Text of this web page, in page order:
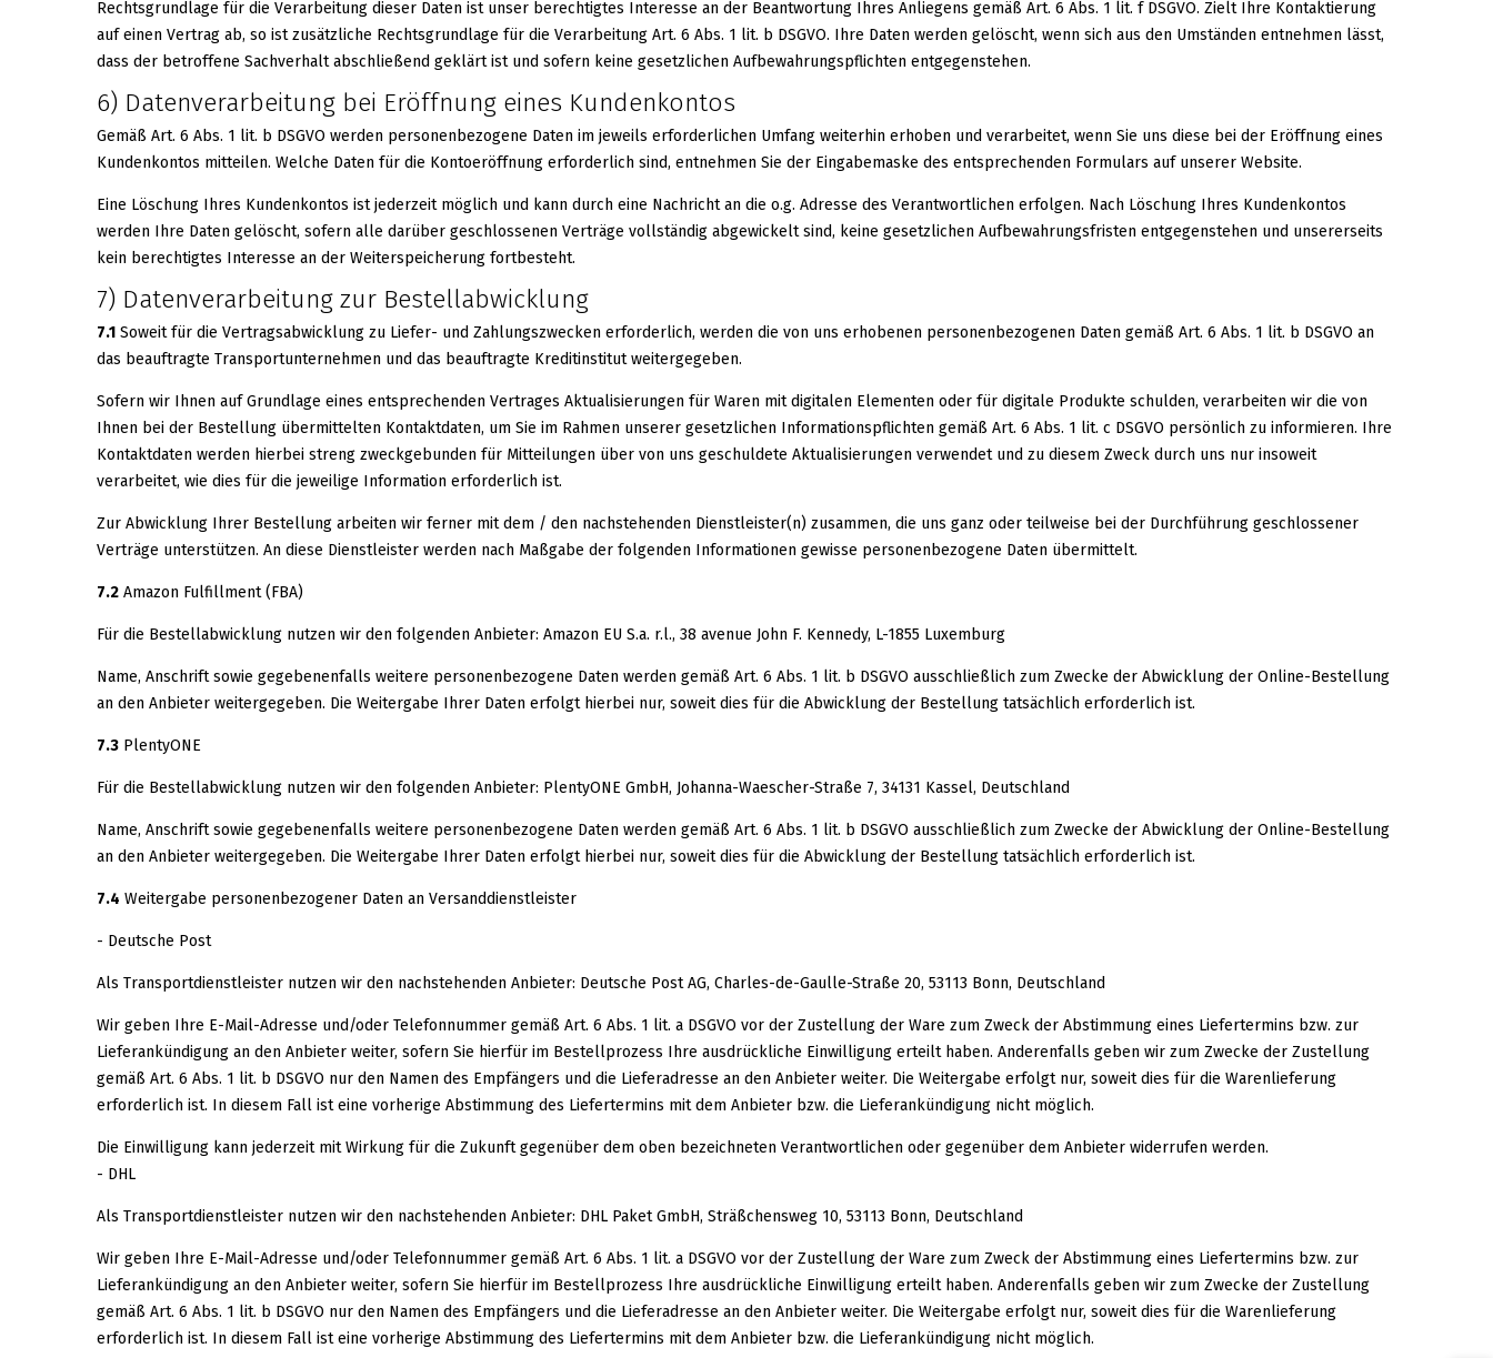
Rechtsgrundlage für die Verarbeitung dieser Daten ist unser berechtigtes Interesse an der Beantwortung Ihres Anliegens gemäß Art. 6 Abs. 1 lit. f DSGVO. Zielt Ihre Kontaktierung
auf einen Vertrag ab, so ist zusätzliche Rechtsgrundlage für die Verarbeitung Art. 6 Abs. 1 lit. b DSGVO. Ihre Daten werden gelöscht, wenn sich aus den Umständen entnehmen lässt,
dass der betroffene Sachverhalt abschließend geklärt ist und sofern keine gesetzlichen Aufbewahrungspflichten entgegenstehen.
6) Datenverarbeitung bei Eröffnung eines Kundenkontos
Gemäß Art. 6 Abs. 1 lit. b DSGVO werden personenbezogene Daten im jeweils erforderlichen Umfang weiterhin erhoben und verarbeitet, wenn Sie uns diese bei der Eröffnung eines
Kundenkontos mitteilen. Welche Daten für die Kontoeröffnung erforderlich sind, entnehmen Sie der Eingabemaske des entsprechenden Formulars auf unserer Website.
Eine Löschung Ihres Kundenkontos ist jederzeit möglich und kann durch eine Nachricht an die o.g. Adresse des Verantwortlichen erfolgen. Nach Löschung Ihres Kundenkontos
werden Ihre Daten gelöscht, sofern alle darüber geschlossenen Verträge vollständig abgewickelt sind, keine gesetzlichen Aufbewahrungsfristen entgegenstehen und unsererseits
kein berechtigtes Interesse an der Weiterspeicherung fortbesteht.
7) Datenverarbeitung zur Bestellabwicklung
7.1 Soweit für die Vertragsabwicklung zu Liefer- und Zahlungszwecken erforderlich, werden die von uns erhobenen personenbezogenen Daten gemäß Art. 6 Abs. 1 lit. b DSGVO an
das beauftragte Transportunternehmen und das beauftragte Kreditinstitut weitergegeben.
Sofern wir Ihnen auf Grundlage eines entsprechenden Vertrages Aktualisierungen für Waren mit digitalen Elementen oder für digitale Produkte schulden, verarbeiten wir die von
Ihnen bei der Bestellung übermittelten Kontaktdaten, um Sie im Rahmen unserer gesetzlichen Informationspflichten gemäß Art. 6 Abs. 1 lit. c DSGVO persönlich zu informieren. Ihre
Kontaktdaten werden hierbei streng zweckgebunden für Mitteilungen über von uns geschuldete Aktualisierungen verwendet und zu diesem Zweck durch uns nur insoweit
verarbeitet, wie dies für die jeweilige Information erforderlich ist.
Zur Abwicklung Ihrer Bestellung arbeiten wir ferner mit dem / den nachstehenden Dienstleister(n) zusammen, die uns ganz oder teilweise bei der Durchführung geschlossener
Verträge unterstützen. An diese Dienstleister werden nach Maßgabe der folgenden Informationen gewisse personenbezogene Daten übermittelt.
7.2 Amazon Fulfillment (FBA)
Für die Bestellabwicklung nutzen wir den folgenden Anbieter: Amazon EU S.a. r.l., 38 avenue John F. Kennedy, L-1855 Luxemburg
Name, Anschrift sowie gegebenenfalls weitere personenbezogene Daten werden gemäß Art. 6 Abs. 1 lit. b DSGVO ausschließlich zum Zwecke der Abwicklung der Online-Bestellung
an den Anbieter weitergegeben. Die Weitergabe Ihrer Daten erfolgt hierbei nur, soweit dies für die Abwicklung der Bestellung tatsächlich erforderlich ist.
7.3 PlentyONE
Für die Bestellabwicklung nutzen wir den folgenden Anbieter: PlentyONE GmbH, Johanna-Waescher-Straße 7, 34131 Kassel, Deutschland
Name, Anschrift sowie gegebenenfalls weitere personenbezogene Daten werden gemäß Art. 6 Abs. 1 lit. b DSGVO ausschließlich zum Zwecke der Abwicklung der Online-Bestellung
an den Anbieter weitergegeben. Die Weitergabe Ihrer Daten erfolgt hierbei nur, soweit dies für die Abwicklung der Bestellung tatsächlich erforderlich ist.
7.4 Weitergabe personenbezogener Daten an Versanddienstleister
- Deutsche Post
Als Transportdienstleister nutzen wir den nachstehenden Anbieter: Deutsche Post AG, Charles-de-Gaulle-Straße 20, 53113 Bonn, Deutschland
Wir geben Ihre E-Mail-Adresse und/oder Telefonnummer gemäß Art. 6 Abs. 1 lit. a DSGVO vor der Zustellung der Ware zum Zweck der Abstimmung eines Liefertermins bzw. zur
Lieferankündigung an den Anbieter weiter, sofern Sie hierfür im Bestellprozess Ihre ausdrückliche Einwilligung erteilt haben. Anderenfalls geben wir zum Zwecke der Zustellung
gemäß Art. 6 Abs. 1 lit. b DSGVO nur den Namen des Empfängers und die Lieferadresse an den Anbieter weiter. Die Weitergabe erfolgt nur, soweit dies für die Warenlieferung
erforderlich ist. In diesem Fall ist eine vorherige Abstimmung des Liefertermins mit dem Anbieter bzw. die Lieferankündigung nicht möglich.
Die Einwilligung kann jederzeit mit Wirkung für die Zukunft gegenüber dem oben bezeichneten Verantwortlichen oder gegenüber dem Anbieter widerrufen werden.
- DHL
Als Transportdienstleister nutzen wir den nachstehenden Anbieter: DHL Paket GmbH, Sträßchensweg 10, 53113 Bonn, Deutschland
Wir geben Ihre E-Mail-Adresse und/oder Telefonnummer gemäß Art. 6 Abs. 1 lit. a DSGVO vor der Zustellung der Ware zum Zweck der Abstimmung eines Liefertermins bzw. zur
Lieferankündigung an den Anbieter weiter, sofern Sie hierfür im Bestellprozess Ihre ausdrückliche Einwilligung erteilt haben. Anderenfalls geben wir zum Zwecke der Zustellung
gemäß Art. 6 Abs. 1 lit. b DSGVO nur den Namen des Empfängers und die Lieferadresse an den Anbieter weiter. Die Weitergabe erfolgt nur, soweit dies für die Warenlieferung
erforderlich ist. In diesem Fall ist eine vorherige Abstimmung des Liefertermins mit dem Anbieter bzw. die Lieferankündigung nicht möglich.